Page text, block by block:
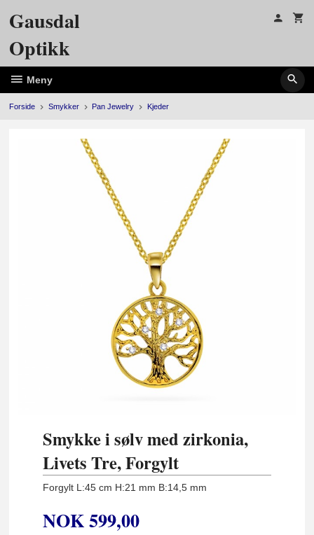
Gausdal
Optikk
Meny
Forside Smykker Pan Jewelry Kjeder
Smykke i sølv med zirkonia,
Livets Tre, Forgylt
Forgylt L:45 cm H:21 mm B:14,5 mm
NOK599,00